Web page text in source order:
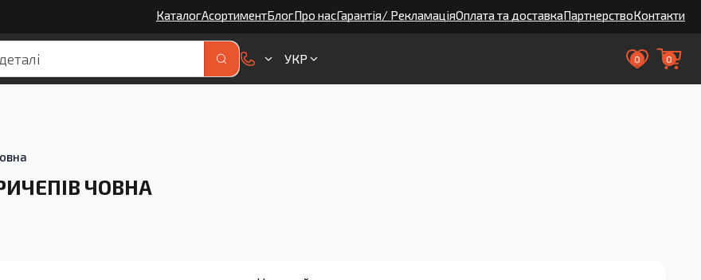
КаталогАсортиментБлогПро насГарантія/ РекламаціяОплата та доставкаПартнерствоКонтакти
УКР 0 0
ЧОВНА